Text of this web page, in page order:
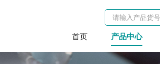
首页 产品中心